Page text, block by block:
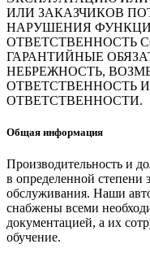
ИЛИ ЗАКАЗЧИКОВ
НАРУШЕНИЯ
ОТВЕТСТВЕННОСТЬ
ГАРАНТИЙНЫЕ
НЕБРЕЖНОСТЬ,
ОТВЕТСТВЕННОСТЬ
ОТВЕТСТВЕННОСТИ.
Общая информация
Производительность и
в определенной степени
обслуживания. Наши
снабжены всеми
документацией, а их
обучение.